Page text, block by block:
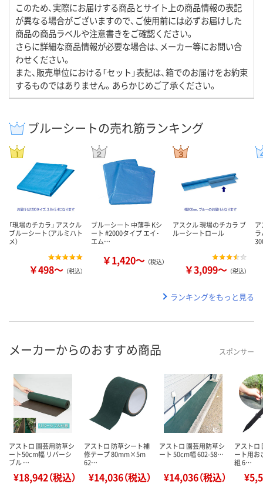
このため、実際にお届けする商品とサイト上の商品情報の表記
が異なる場合がございますので、ご使用前には必ずお届けした
商品の商品ラベルや注意書きをご確認ください。
さらに詳細な商品情報が必要な場合は、メーカー等にお問い合
わせください。
また、販売単位における「セット」表記は、箱でのお届けをお約束
するものではありません。あらかじめご了承ください。
ブルーシートの売れ筋ランキング
「現場のチカラ」 アスクル
ブルーシート（アルミハト
メ）
￥498～ （税込）
ブルーシート 中薄手 Kシ
ート #2000タイプ エイ･
エム…
￥1,420～ （税込）
アスクル 現場のチカラ ブ
ルーシートロール
￥3,099～ （税込）
ランキングをもっと見る
メーカーからのおすすめ商品 スポンサー
アストロ 園芸用防草シ
ート50cm幅 リバーシ
ブル …
¥18,942（税込）
アストロ 防草シート補
修テープ 80mm×5m
62…
¥14,036（税込）
アストロ 園芸用防草シ
ート 50cm幅 602-58…
¥14,036（税込）
アストロ
ート用お
組 6…